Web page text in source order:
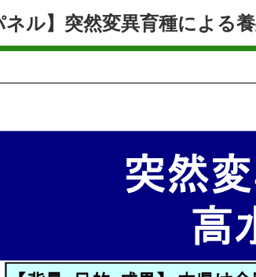
ネル】突然変異育種による